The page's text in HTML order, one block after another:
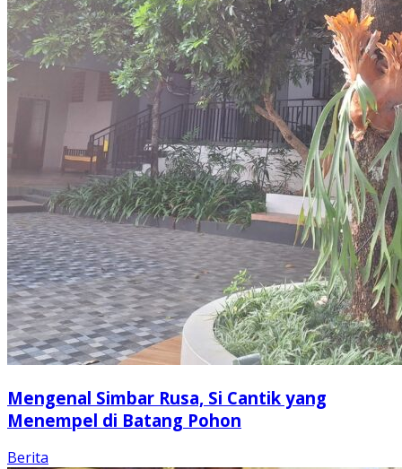
Mengenal Simbar Rusa, Si Cantik yang
Menempel di Batang Pohon
Berita